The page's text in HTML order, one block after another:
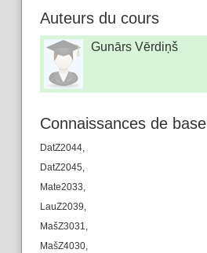
Auteurs du cours
Gunārs Vērdiņš
Connaissances de base
DatZ2044,
DatZ2045,
Mate2033,
LauZ2039,
MašZ3031,
MašZ4030,